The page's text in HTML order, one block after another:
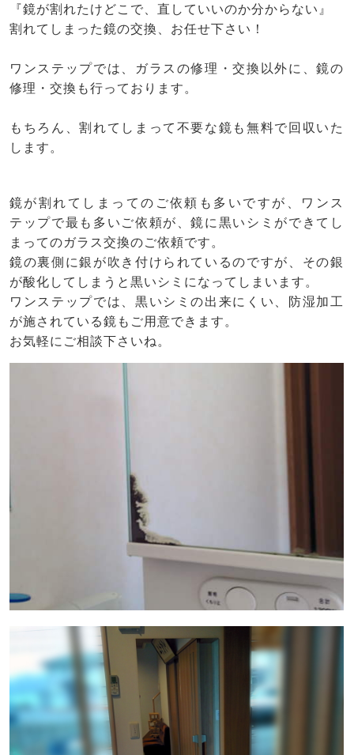
『鏡が割れたけどこで、直していいのか分からない』
割れてしまった鏡の交換、お任せ下さい！
ワンステップでは、ガラスの修理・交換以外に、鏡の
修理・交換も行っております。
もちろん、割れてしまって不要な鏡も無料で回収いた
します。
鏡が割れてしまってのご依頼も多いですが、ワンス
テップで最も多いご依頼が、鏡に黒いシミができてし
まってのガラス交換のご依頼です。
鏡の裏側に銀が吹き付けられているのですが、その銀
が酸化してしまうと黒いシミになってしまいます。
ワンステップでは、黒いシミの出来にくい、防湿加工
が施されている鏡もご用意できます。
お気軽にご相談下さいね。